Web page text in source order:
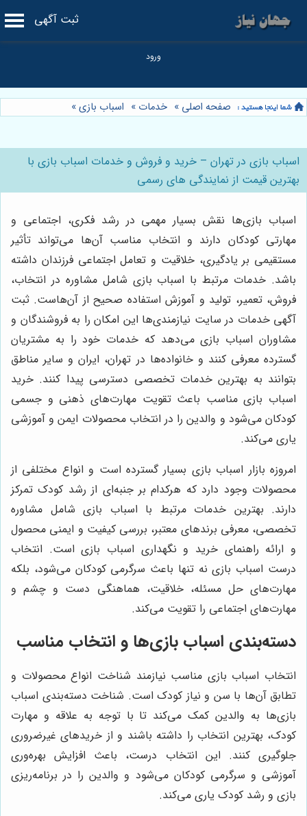
ثبت آگهی
صفحه اصلی » خدمات » اسباب بازی»
اسباب بازی در تهران – خرید و فروش و خدمات اسباب بازی با
بهترین قیمت از نمایندگی های رسمی
اسباب بازی‌ها نقش بسیار مهمی در رشد فکری، اجتماعی و
مهارتی کودکان دارند و انتخاب مناسب آن‌ها می‌تواند تأثیر
مستقیمی بر یادگیری، خلاقیت و تعامل اجتماعی فرزندان داشته
باشد. خدمات مرتبط با اسباب بازی شامل مشاوره در انتخاب،
فروش، تعمیر، تولید و آموزش استفاده صحیح از آن‌هاست. ثبت
آگهی خدمات در سایت نیازمندی‌ها این امکان را به فروشندگان و
مشاوران اسباب بازی می‌دهد که خدمات خود را به مشتریان
گسترده معرفی کنند و خانواده‌ها در تهران، ایران و سایر مناطق
بتوانند به بهترین خدمات تخصصی دسترسی پیدا کنند. خرید
اسباب بازی مناسب باعث تقویت مهارت‌های ذهنی و جسمی
کودکان می‌شود و والدین را در انتخاب محصولات ایمن و آموزشی
یاری می‌کند.
امروزه بازار اسباب بازی بسیار گسترده است و انواع مختلفی از
محصولات وجود دارد که هرکدام بر جنبه‌ای از رشد کودک تمرکز
دارند. بهترین خدمات مرتبط با اسباب بازی شامل مشاوره
تخصصی، معرفی برندهای معتبر، بررسی کیفیت و ایمنی محصول
و ارائه راهنمای خرید و نگهداری اسباب بازی است. انتخاب
درست اسباب بازی نه تنها باعث سرگرمی کودکان می‌شود، بلکه
مهارت‌های حل مسئله، خلاقیت، هماهنگی دست و چشم و
مهارت‌های اجتماعی را تقویت می‌کند.
دسته‌بندی اسباب بازی‌ها و انتخاب مناسب
انتخاب اسباب بازی مناسب نیازمند شناخت انواع محصولات و
تطابق آن‌ها با سن و نیاز کودک است. شناخت دسته‌بندی اسباب
بازی‌ها به والدین کمک می‌کند تا با توجه به علاقه و مهارت
کودک، بهترین انتخاب را داشته باشند و از خریدهای غیرضروری
جلوگیری کنند. این انتخاب درست، باعث افزایش بهره‌وری
آموزشی و سرگرمی کودکان می‌شود و والدین را در برنامه‌ریزی
بازی و رشد کودک یاری می‌کند.